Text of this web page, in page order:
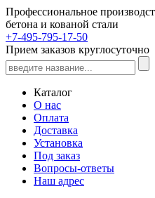
Профессиональное
бетона и кованой стали
+7-495-795-17-50
Прием заказов круглосуточно
Каталог
О нас
Оплата
Доставка
Установка
Под заказ
Вопросы-ответы
Наш адрес